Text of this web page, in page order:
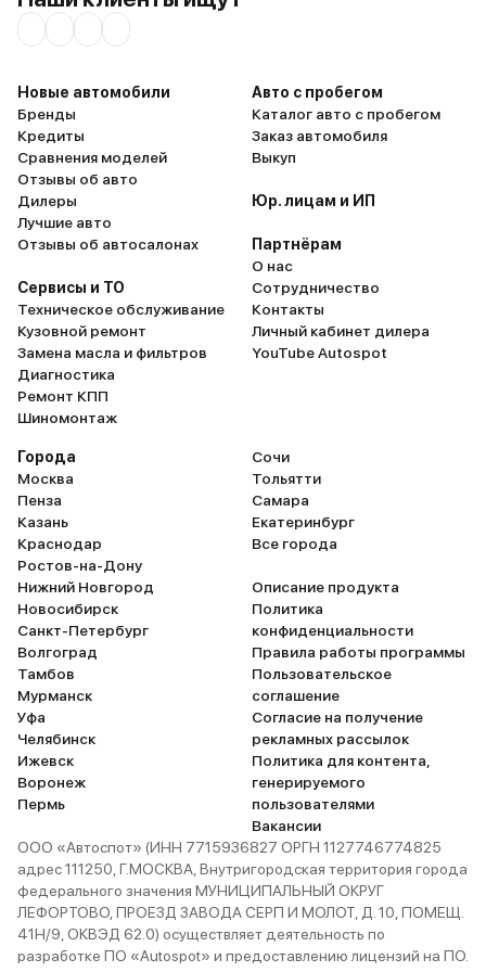
Новые автомобили
Бренды
Кредиты
Сравнения моделей
Отзывы об авто
Дилеры
Лучшие авто
Отзывы об автосалонах
Сервисы и ТО
Техническое обслуживание
Кузовной ремонт
Замена масла и фильтров
Диагностика
Ремонт КПП
Шиномонтаж
Авто с пробегом
Каталог авто с пробегом
Заказ автомобиля
Выкуп
Юр. лицам и ИП
Партнёрам
О нас
Сотрудничество
Контакты
Личный кабинет дилера
YouTube Autospot
Города
Москва
Пенза
Казань
Краснодар
Ростов-на-Дону
Нижний Новгород
Новосибирск
Санкт-Петербург
Волгоград
Тамбов
Мурманск
Уфа
Челябинск
Ижевск
Воронеж
Пермь
Сочи
Тольятти
Самара
Екатеринбург
Все города
Описание продукта
Политика
конфиденциальности
Правила работы программы
Пользовательское
соглашение
Согласие на получение
рекламных рассылок
Политика для контента,
генерируемого
пользователями
Вакансии
ООО «Автоспот» (ИНН 7715936827 ОРГН 1127746774825
адрес 111250, Г.МОСКВА, Внутригородская территория города
федерального значения МУНИЦИПАЛЬНЫЙ ОКРУГ
ЛЕФОРТОВО, ПРОЕЗД ЗАВОДА СЕРП И МОЛОТ, Д. 10, ПОМЕЩ.
41Н/9, ОКВЭД 62.0) осуществляет деятельность по
разработке ПО «Autospot» и предоставлению лицензий на ПО.